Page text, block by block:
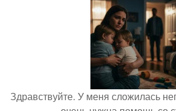
Здравствуйте. У меня сложилась